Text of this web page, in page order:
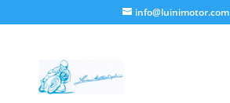
info@luinimotor.com